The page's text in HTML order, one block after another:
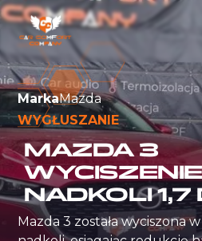
MarkaMazda
WYGŁUSZANIE
MAZDA 3
NADKOLI 1,7
Mazda 3 została wyciszona